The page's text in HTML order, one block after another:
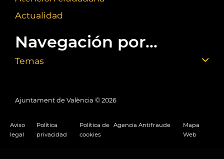
Actualidad
Navegación por...
Temas
Ajuntament de València © 2026
Aviso
legal
Política
privacidad
Política de
cookies
Agencia Antifraude
Mapa
Web